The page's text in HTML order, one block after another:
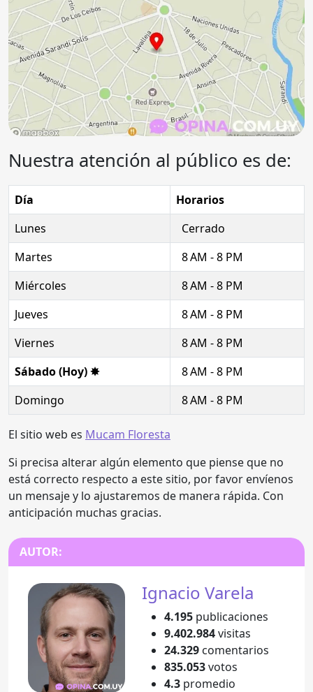
Nuestra atención al público es de:
Día
Horarios
Lunes
Cerrado
Martes
8 AM - 8 PM
Miércoles
8 AM - 8 PM
Jueves
8 AM - 8 PM
Viernes
8 AM - 8 PM
Sábado (Hoy) ✸
8 AM - 8 PM
Domingo
8 AM - 8 PM
El sitio web es Mucam Floresta
Si precisa alterar algún elemento que piense que no
está correcto respecto a este sitio, por favor envíenos
un mensaje y lo ajustaremos de manera rápida. Con
anticipación muchas gracias.
AUTOR:
Ignacio Varela
4.195 publicaciones
9.402.984visitas
24.329 comentarios
835.053votos
4.3 promedio